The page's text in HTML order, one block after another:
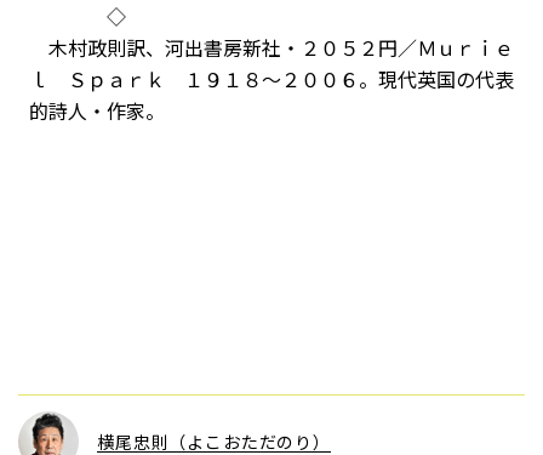
◇
木村政則訳、河出書房新社・２０５２円／Ｍｕｒｉｅ
ｌ Ｓｐａｒｋ １９１８〜２００６。現代英国の代表
的詩人・作家。
横尾忠則（よこおただのり）